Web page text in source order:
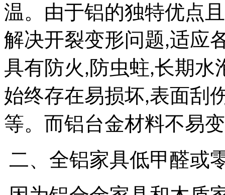
温。由于铝的独特优点
解决开裂变形问题,适应
具有防火 ,防虫蛀,长期水
始终存在易损坏,表面刮
等。而铝台金材料不易
二、全铝家具低甲醛或